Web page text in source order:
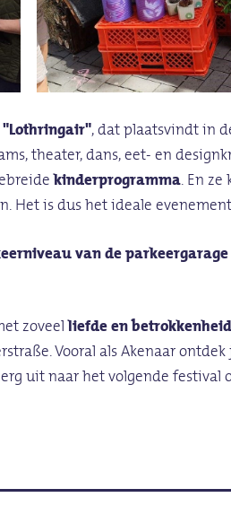
, dat plaatsvindt in
theater, dans, eet- en
kinderprogramma. En
Het is dus het ideale
van de
zoveelliefde en betrokkenheid
Vooral als Akenaar
uit naar het volgende festival